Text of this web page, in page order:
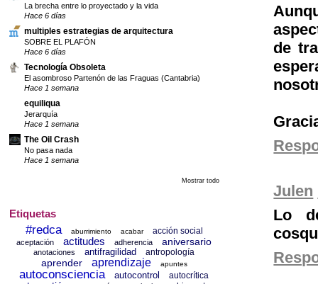
de
Julen
Lo
La brecha entre lo proyectado y la vida
Hace 6 días
multiples estrategias de arquitectura
SOBRE EL PLAFÓN
Hace 6 días
Tecnología Obsoleta
El asombroso Partenón de las Fraguas (Cantabria)
Hace 1 semana
equiliqua
Jerarquía
Hace 1 semana
The Oil Crash
No pasa nada
Hace 1 semana
Mostrar todo
Etiquetas
#redca aburrimiento acabar acción social
aceptación actitudes adherencia aniversario
anotaciones antifragilidad antropología
aprender aprendizaje apuntes
autoconsciencia autocontrol autocrítica